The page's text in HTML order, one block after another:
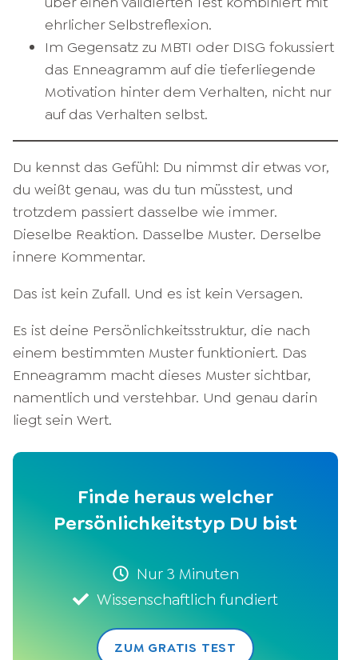
ehrlicher Selbstreflexion.
Im Gegensatz zu MBTI oder DISG fokussiert
das Enneagramm auf die tieferliegende
Motivation hinter dem Verhalten, nicht nur
auf das Verhalten selbst.
Du kennst das Gefühl: Du nimmst dir etwas vor,
du weißt genau, was du tun müsstest, und
trotzdem passiert dasselbe wie immer.
Dieselbe Reaktion. Dasselbe Muster. Derselbe
innere Kommentar.
Das ist kein Zufall. Und es ist kein Versagen.
Es ist deine Persönlichkeitsstruktur, die nach
einem bestimmten Muster funktioniert. Das
Enneagramm macht dieses Muster sichtbar,
namentlich und verstehbar. Und genau darin
liegt sein Wert.
Finde heraus welcher
Persönlichkeitstyp DU bist
Nur 3 Minuten
Wissenschaftlich fundiert
ZUM GRATIS TEST